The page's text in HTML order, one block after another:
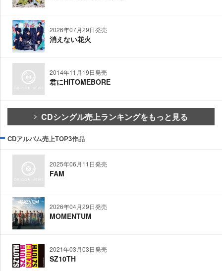
2026年07月29日発売
消えない花火
2014年11月19日発売
君にHITOMEBORE
CDシングル売上ランキングをもっと見る
CDアルバム売上TOP3作品
2025年06月11日発売
FAM
2026年04月29日発売
MOMENTUM
2021年03月03日発売
SZ10TH